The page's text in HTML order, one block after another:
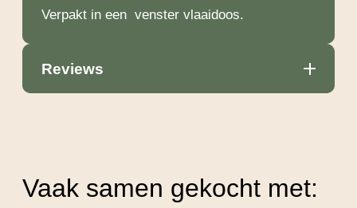
Verpakt in een venster vlaaidoos.
Reviews
Vaak samen gekocht met: